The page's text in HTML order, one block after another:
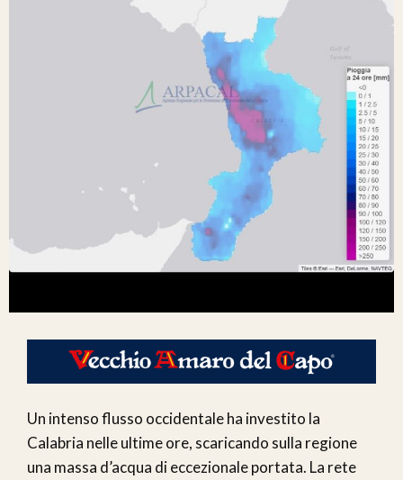
Un intenso flusso occidentale ha investito la
Calabria nelle ultime ore, scaricando sulla regione
una massa d’acqua di eccezionale portata. La rete